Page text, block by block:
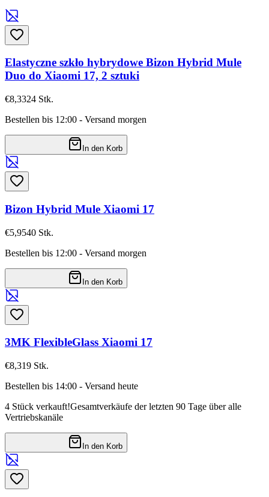
Elastyczne szkło hybrydowe Bizon Hybrid Mule
Duo do Xiaomi 17, 2 sztuki
€8,3324 Stk.
Bestellen bis 12:00 - Versand morgen
In den Korb
Bizon Hybrid Mule Xiaomi 17
€5,9540 Stk.
Bestellen bis 12:00 - Versand morgen
In den Korb
3MK FlexibleGlass Xiaomi 17
€8,319 Stk.
Bestellen bis 14:00 - Versand heute
4 Stück verkauft!Gesamtverkäufe der letzten 90 Tage über alle
Vertriebskanäle
In den Korb